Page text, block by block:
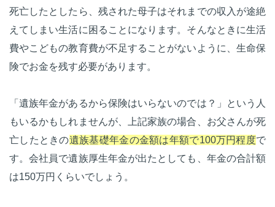
死亡したとしたら、残された母子はそれまでの収入が途絶
えてしまい生活に困ることになります。そんなときに生活
費やこどもの教育費が不足することがないように、生命保
険でお金を残す必要があります。
「遺族年金があるから保険はいらないのでは？」という人
もいるかもしれませんが、上記家族の場合、お父さんが死
亡したときの遺族基礎年金の金額は年額で100万円程度で
す。会社員で遺族厚生年金が出たとしても、年金の合計額
は150万円くらいでしょう。